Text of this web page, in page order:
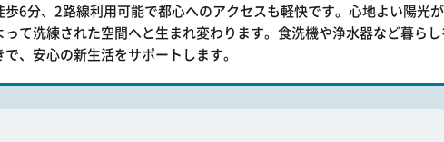
歩6分、2路線利用可能で都心へのアクセスも軽快です。心地よい陽光
って洗練された空間へと生まれ変わります。食洗機や浄水器など暮ら
、安心の新生活をサポートします。